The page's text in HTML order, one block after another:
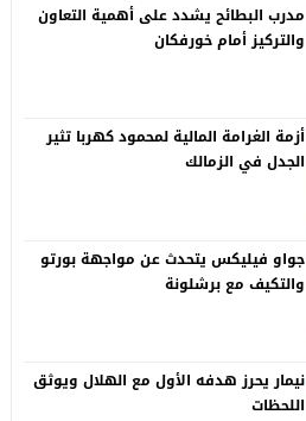
مدرب البطائح يشدد على أهمية التعاون
والتركيز أمام خورفكان
أزمة الغرامة المالية لمحمود كهربا تثير
الجدل في الزمالك
جواو فيليكس يتحدث عن مواجهة بورتو
والتكيف مع برشلونة
نيمار يحرز هدفه الأول مع الهلال ويوثق
اللحظات